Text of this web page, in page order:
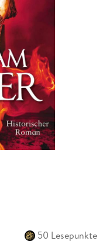
50 Lesepunkte